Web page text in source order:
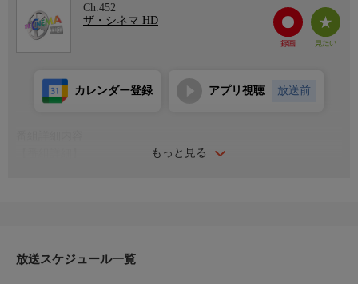
Ch.452
ザ・シネマ HD
もっと見る
カレンダー登録 アプリ視聴 放送前
【出演】ジャッキー・チェン、ワン・リーホン、ユ・スンジュ
放送スケジュール一覧